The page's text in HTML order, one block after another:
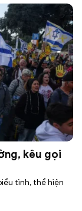
kêu gọi
tình, thể hiện